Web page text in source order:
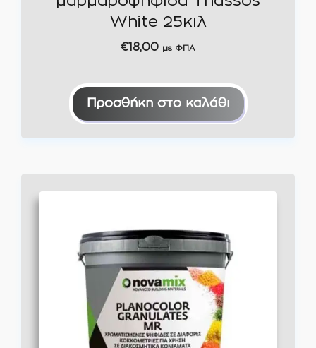
White 25κιλ
€18,00 με ΦΠΑ
Προσθήκη στο καλάθι